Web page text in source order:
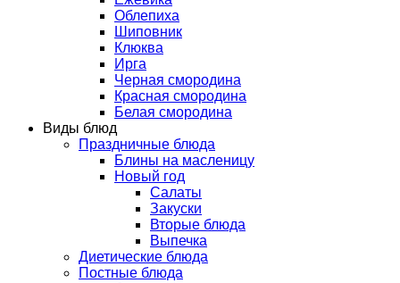
Облепиха
Шиповник
Клюква
Ирга
Черная смородина
Красная смородина
Белая смородина
Виды блюд
Праздничные блюда
Блины на масленицу
Новый год
Салаты
Закуски
Вторые блюда
Выпечка
Диетические блюда
Постные блюда